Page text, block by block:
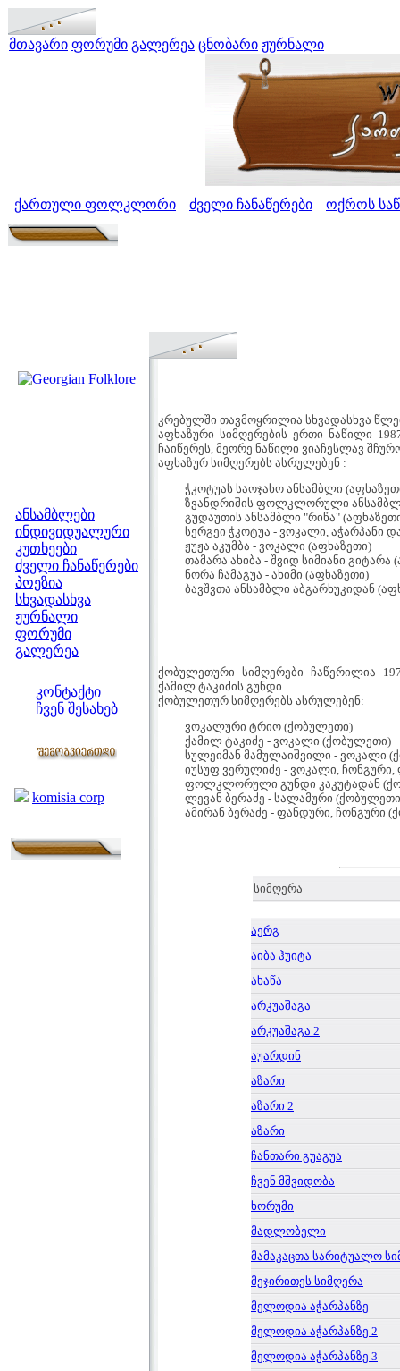
მთავარი ფორუმი გალერეა ცნობარი ჟურნალი
ქართული ფოლკლორი ძველი ჩანაწერები ოქროს
ანსამბლები
ინდივიდუალური
კუთხეები
ძველი ჩანაწერები
პოეზია
სხვადასხვა
ჟურნალი
ფორუმი
გალერეა
კონტაქტი
ჩვენ შესახებ
komisia corp
კრებულში თავმოყრილია სხვადასხვა
აფხაზური სიმღერების ერთი ნაწილი
ჩაიწერეს, მეორე ნაწილი ვიაჩესლავ
აფხაზურ სიმღერებს ასრულებენ :
ჭკოტუას საოჯახო ანსამბლი
ზვანდრიშის ფოლკლორული
გუდაუთის ანსამბლი "რიწა"
სერგეი ჭკოტუა - ვოკალი, აჭარპანი
ჟუჟა აკუმბა - ვოკალი (აფხაზეთი)
თამარა ახიბა - შვიდ სიმიანი გიტარა
ნორა ჩამაგუა - ახიმი (აფხაზეთი)
ბავშვთა ანსამბლი აბგარხუკიდან
ქობულეთური სიმღერები ჩაწერილია
ქამილ ტაკიძის გუნდი.
ქობულეთურ სიმღერებს ასრულებენ:
ვოკალური ტრიო (ქობულეთი)
ქამილ ტაკიძე - ვოკალი (ქობულეთი)
სულეიმან მამულაიშვილი - ვოკალი
იუსუფ ვერულიძე - ვოკალი,
ფოლკლორული გუნდი კაკუტადან
ლევან ბერაძე - სალამური
ამირან ბერაძე - ფანდური, ჩონგური
სიმღერა
აერგ
აიბა ჰუიტა
ახაწა
არკუაშაგა
არკუაშაგა 2
აუარდინ
აზარი
აზარი 2
აზარი
ჩანთარი გუაგუა
ჩვენ მშვიდობა
ხორუმი
მადლობელი
მამაკაცთა სარიტუალო
მეჯირითეს სიმღერა
მელოდია აჭარპანზე
მელოდია აჭარპანზე 2
მელოდია აჭარპანზე 3